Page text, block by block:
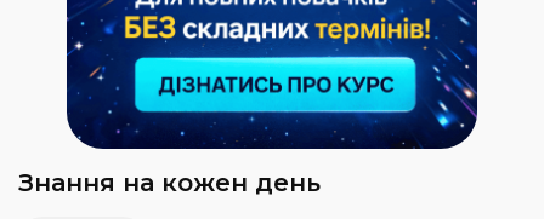
Знання на кожен день